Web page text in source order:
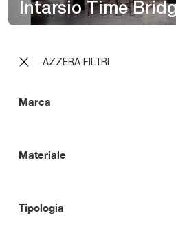
AZZERA FILTRI
Marca
Materiale
Tipologia
Intarsio Time